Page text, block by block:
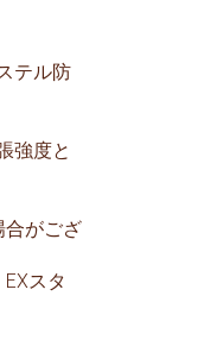
テル防
強度と
合がござ
スタ